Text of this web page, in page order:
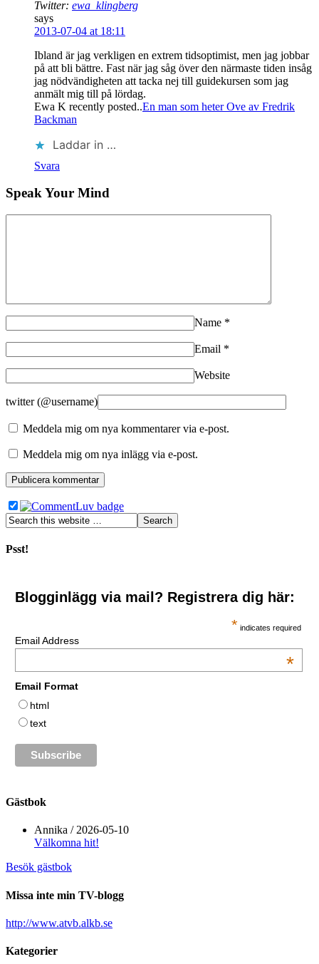
Twitter: ewa_klingberg
says
2013-07-04 at 18:11
Ibland är jag verkligen en extrem tidsoptimist, men jag jobbar
på att bli bättre. Fast när jag såg över den närmaste tiden insåg
jag nödvändigheten att tacka nej till guidekursen som jag
anmält mig till på lördag.
Ewa K recently posted..En man som heter Ove av Fredrik
Backman
Laddar in …
Svara
Speak Your Mind
Name *
Email *
Website
twitter (@username)
Meddela mig om nya kommentarer via e-post.
Meddela mig om nya inlägg via e-post.
Psst!
Blogginlägg via mail? Registrera dig här:
* indicates required
Email Address
*
Email Format
html
text
Gästbok
Annika / 2026-05-10
Välkomna hit!
Besök gästbok
Missa inte min TV-blogg
http://www.atvb.alkb.se
Kategorier